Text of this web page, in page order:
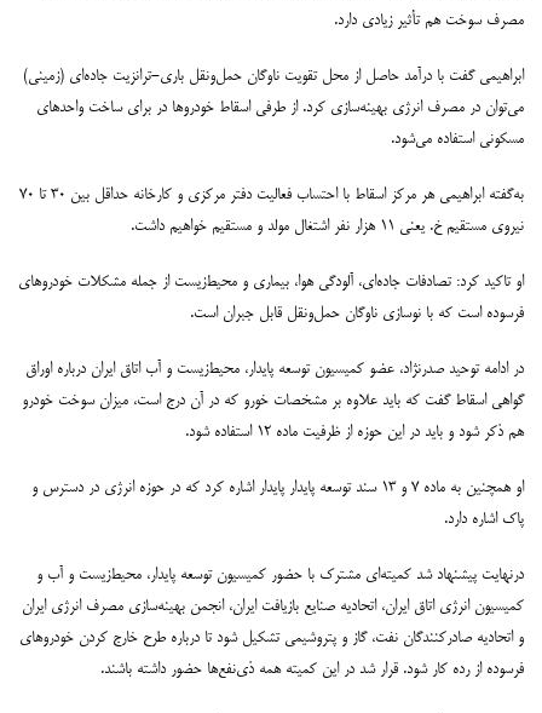
مصرف سوخت هم تأثیر زیادی دارد.
ابراهیمی گفت با درآمد حاصل از محل تقویت ناوگان حمل‌ونقل باری-ترانزیت جاده‌ای (زمینی)
می‌توان در مصرف انرژی بهینه‌سازی کرد. از طرفی اسقاط خودروها در برای ساخت واحدهای
مسکونی استفاده می‌شود.
به‌گفته ابراهیمی هر مرکز اسقاط با احتساب فعالیت دفتر مرکزی و کارخانه حداقل بین ۳۰ تا ۷۰
نیروی مستقیم خ. یعنی ۱۱ هزار نفر اشتغال مولد و مستقیم خواهیم داشت.
او تاکید کرد: تصادفات جاده‌ای، آلودگی هوا، بیماری و محیط‌زیست از جمله مشکلات خودروهای
فرسوده است که با نوسازی ناوگان حمل‌ونقل قابل جبران است.
در ادامه توحید صدرنژاد، عضو کمیسیون توسعه پایدار، محیط‌زیست و آب اتاق ایران درباره اوراق
گواهی اسقاط گفت که باید علاوه بر مشخصات خورو که در آن درج است، میزان سوخت خودرو
هم ذکر شود و باید در این حوزه از ظرفیت ماده ۱۲ استفاده شود.
او همچنین به ماده ۷ و ۱۳ سند توسعه پایدار پایدار اشاره کرد که در حوزه انرژی در دسترس و
پاک اشاره دارد.
درنهایت پیشنهاد شد کمیته‌ای مشترک با حضور کمیسیون توسعه پایدار، محیط‌زیست و آب و
کمیسیون انرژی اتاق ایران، اتحادیه صنایع بازیافت ایران، انجمن بهینه‌سازی مصرف انرژی ایران
و اتحادیه صادرکنندگان نفت، گاز و پتروشیمی تشکیل شود تا درباره طرح خارج کردن خودروهای
فرسوده از رده کار شود. قرار شد در این کمیته همه ذی‌نفع‌ها حضور داشته باشند.